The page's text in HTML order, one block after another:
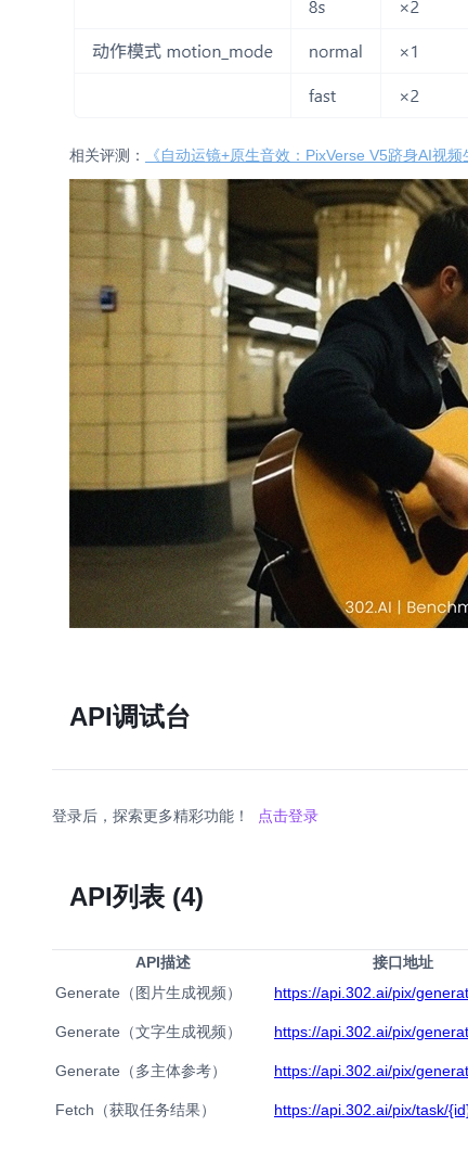
相关评测： 《自动运镜+原生音效：PixVerse V5跻身AI视频
API调试台
登录后，探索更多精彩功能！ 点击登录
API列表 (4)
API描述 接口地址
Generate（图片生成视频）
https://api.302.ai/pix/
Generate（文字生成视频） https://api.302.ai/pix/
Generate（多主体参考） https://api.302.ai/pix/
Fetch（获取任务结果） https://api.302.ai/pix/task/